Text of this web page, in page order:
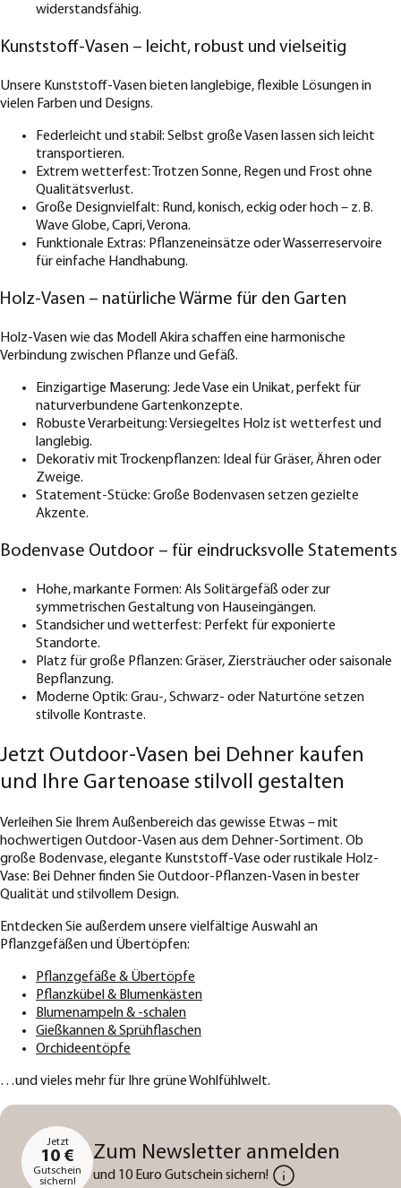
widerstandsfähig.
Kunststoff-Vasen – leicht, robust und vielseitig
Unsere Kunststoff-Vasen bieten langlebige, flexible Lösungen in
vielen Farben und Designs.
Federleicht und stabil: Selbst große Vasen lassen sich leicht
transportieren.
Extrem wetterfest: Trotzen Sonne, Regen und Frost ohne
Qualitätsverlust.
Große Designvielfalt: Rund, konisch, eckig oder hoch – z. B.
Wave Globe, Capri, Verona.
Funktionale Extras: Pflanzeneinsätze oder Wasserreservoire
für einfache Handhabung.
Holz-Vasen – natürliche Wärme für den Garten
Holz-Vasen wie das Modell Akira schaffen eine harmonische
Verbindung zwischen Pflanze und Gefäß.
Einzigartige Maserung: Jede Vase ein Unikat, perfekt für
naturverbundene Gartenkonzepte.
Robuste Verarbeitung: Versiegeltes Holz ist wetterfest und
langlebig.
Dekorativ mit Trockenpflanzen: Ideal für Gräser, Ähren oder
Zweige.
Statement-Stücke: Große Bodenvasen setzen gezielte
Akzente.
Bodenvase Outdoor – für eindrucksvolle Statements
Hohe, markante Formen: Als Solitärgefäß oder zur
symmetrischen Gestaltung von Hauseingängen.
Standsicher und wetterfest: Perfekt für exponierte
Standorte.
Platz für große Pflanzen: Gräser, Ziersträucher oder saisonale
Bepflanzung.
Moderne Optik: Grau-, Schwarz- oder Naturtöne setzen
stilvolle Kontraste.
Jetzt Outdoor-Vasen bei Dehner kaufen
und Ihre Gartenoase stilvoll gestalten
Verleihen Sie Ihrem Außenbereich das gewisse Etwas – mit
hochwertigen Outdoor-Vasen aus dem Dehner-Sortiment. Ob
große Bodenvase, elegante Kunststoff-Vase oder rustikale Holz-
Vase: Bei Dehner finden Sie Outdoor-Pflanzen-Vasen in bester
Qualität und stilvollem Design.
Entdecken Sie außerdem unsere vielfältige Auswahl an
Pflanzgefäßen und Übertöpfen:
Pflanzgefäße & Übertöpfe
Pflanzkübel & Blumenkästen
Blumenampeln & -schalen
Gießkannen & Sprühflaschen
Orchideentöpfe
…und vieles mehr für Ihre grüne Wohlfühlwelt.
Jetzt
10 €
Gutschein
sichern!
Zum Newsletter anmelden
und 10 Euro Gutschein sichern!